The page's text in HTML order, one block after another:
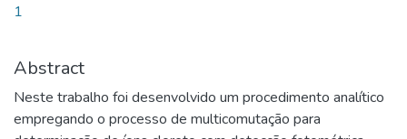
1
Abstract
Neste trabalho foi desenvolvido um procedimento analítico
empregando o processo de multicomutação para